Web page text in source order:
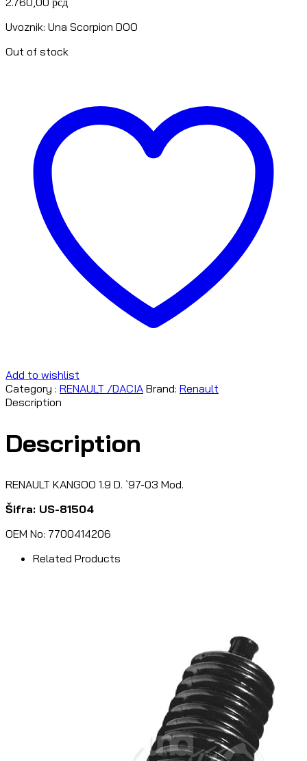
Uvoznik: Una Scorpion DOO
Out of stock
Add to wishlist
Category : RENAULT /DACIA Brand: Renault
Description
Description
RENAULT KANGOO 1.9 D. `97-03 Mod.
Šifra: US-81504
OEM No: 7700414206
Related Products